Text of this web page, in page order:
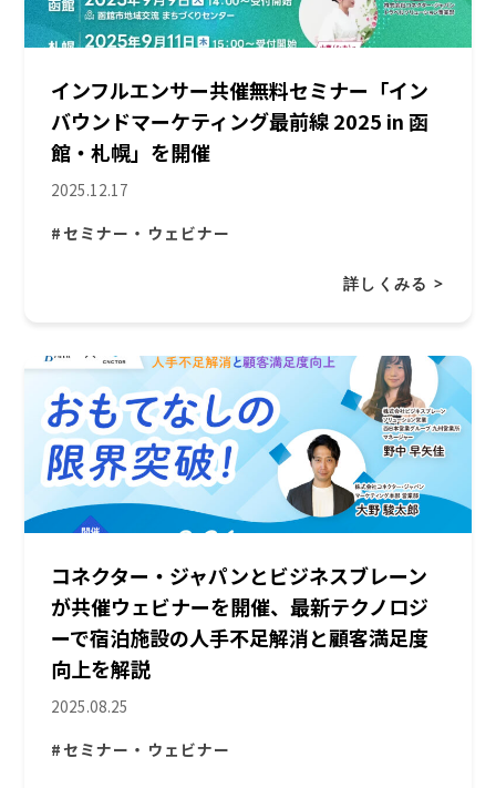
インフルエンサー共催無料セミナー「イン
バウンドマーケティング最前線 2025 in 函
館・札幌」を開催
2025.12.17
#セミナー・ウェビナー
詳しくみる >
コネクター・ジャパンとビジネスブレーン
が共催ウェビナーを開催、最新テクノロジ
ーで宿泊施設の人手不足解消と顧客満足度
向上を解説
2025.08.25
#セミナー・ウェビナー